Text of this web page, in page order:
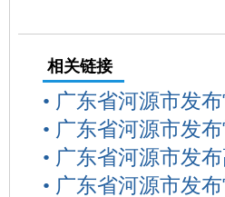
相关链接
• 广东省河源市发
• 广东省河源市发
• 广东省河源市发
• 广东省河源市发